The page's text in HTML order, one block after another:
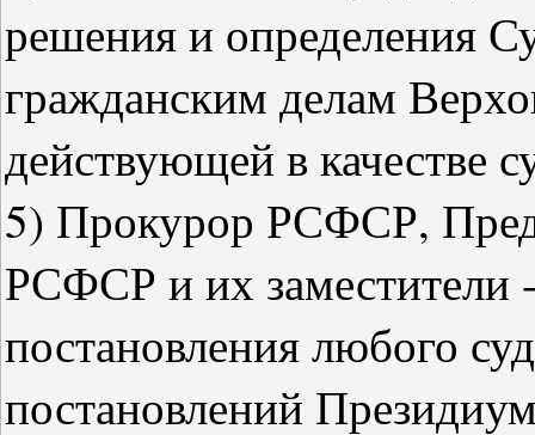
решения и определения
гражданским делам
действующей в качестве
5) Прокурор РСФСР,
РСФСР и их заместители
постановления любого
постановлений